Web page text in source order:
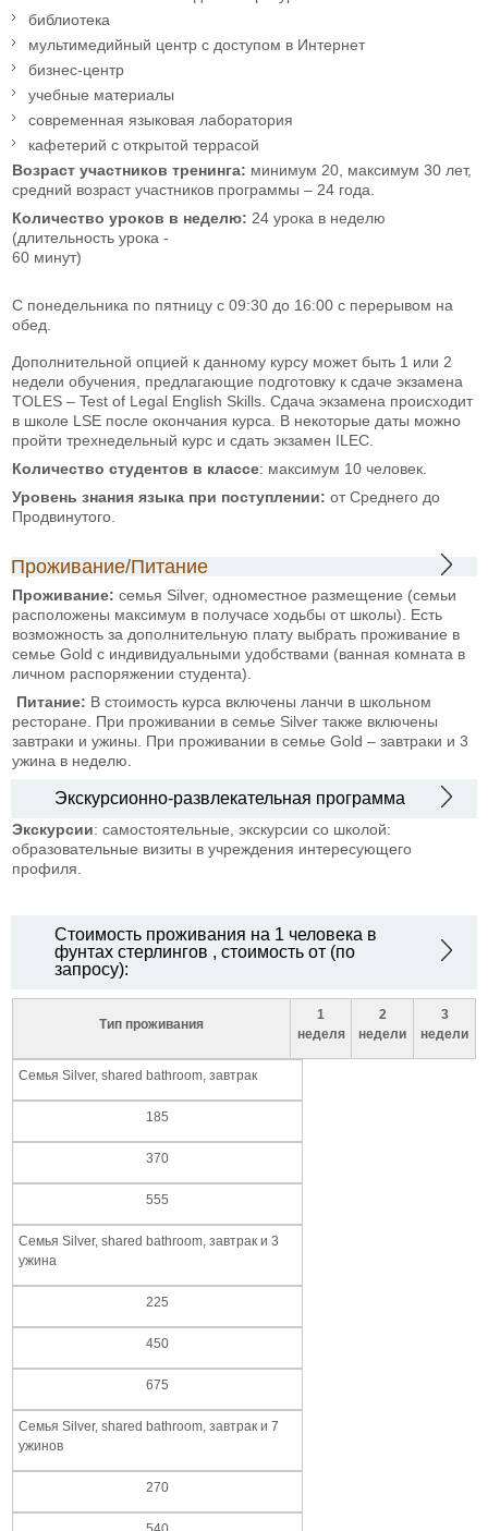
библиотека
мультимедийный центр с доступом в Интернет
бизнес-центр
учебные материалы
современная языковая лаборатория
кафетерий с открытой террасой
Возраст участников тренинга: минимум 20, максимум 30 лет,
средний возраст участников программы – 24 года.
Количество уроков в неделю: 24 урока в неделю
(длительность урока -
60
С понедельника по пятницу с 09:30 до 16:00 с перерывом на
обед.
Дополнительной опцией к данному курсу может быть 1 или 2
недели обучения, предлагающие подготовку к сдаче экзамена
TOLES – Test of Legal English Skills. Сдача экзамена происходит
в школе LSE после окончания курса. В некоторые даты можно
пройти трехнедельный курс и сдать экзамен ILEC.
Количество студентов в классе: максимум 10 человек.
Уровень знания языка при поступлении: от Среднего до
Продвинутого.
Проживание/Питание
Проживание: семья Silver, одноместное размещение (семьи
расположены максимум в получасе ходьбы от школы). Есть
возможность за дополнительную плату выбрать проживание в
семье Gold с индивидуальными удобствами (ванная комната в
личном распоряжении студента).
Питание: В стоимость курса включены ланчи в школьном
ресторане. При проживании в семье Silver также включены
завтраки и ужины. При проживании в семье Gold – завтраки и 3
ужина в неделю.
Экскурсионно-развлекательная программа
Экскурсии: самостоятельные, экскурсии со школой:
образовательные визиты в учреждения интересующего
профиля.
Стоимость проживания на 1 человека в
фунтах стерлингов , стоимость от (по
запросу):
Тип проживания
1
неделя
2
недели
3
недели
Семья Silver, shared bathroom, завтрак
185
370
555
Семья Silver, shared bathroom, завтрак и 3
ужина
225
450
675
Семья Silver, shared bathroom, завтрак и 7
ужинов
270